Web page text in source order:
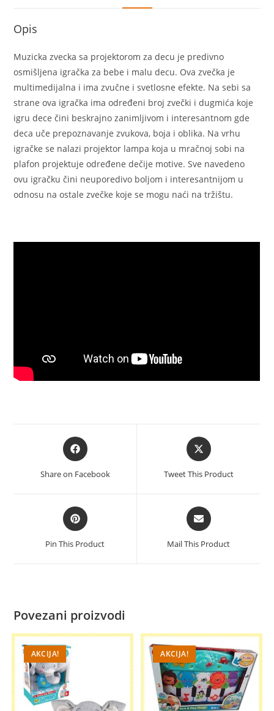
Opis
Muzicka zvecka sa projektorom za decu je predivno
osmišljena igračka za bebe i malu decu. Ova zvečka je
multimedijalna i ima zvučne i svetlosne efekte. Na sebi sa
strane ova igračka ima određeni broj zvečki i dugmića koje
igru dece čini beskrajno zanimljivom i interesantnom gde
deca uče prepoznavanje zvukova, boja i oblika. Na vrhu
igračke se nalazi projektor lampa koja u mračnoj sobi na
plafon projektuje određene dečije motive. Sve navedeno
ovu igračku čini neuporedivo boljom i interesantnijom u
odnosu na ostale zvečke koje se mogu naći na tržištu.
Opens
in
Share on Facebook
Opens
in
Tweet This Product
Opens
in
a
Pin This Product
Opens
in
a
Mail This Product
Povezani proizvodi
AKCIJA! AKCIJA!